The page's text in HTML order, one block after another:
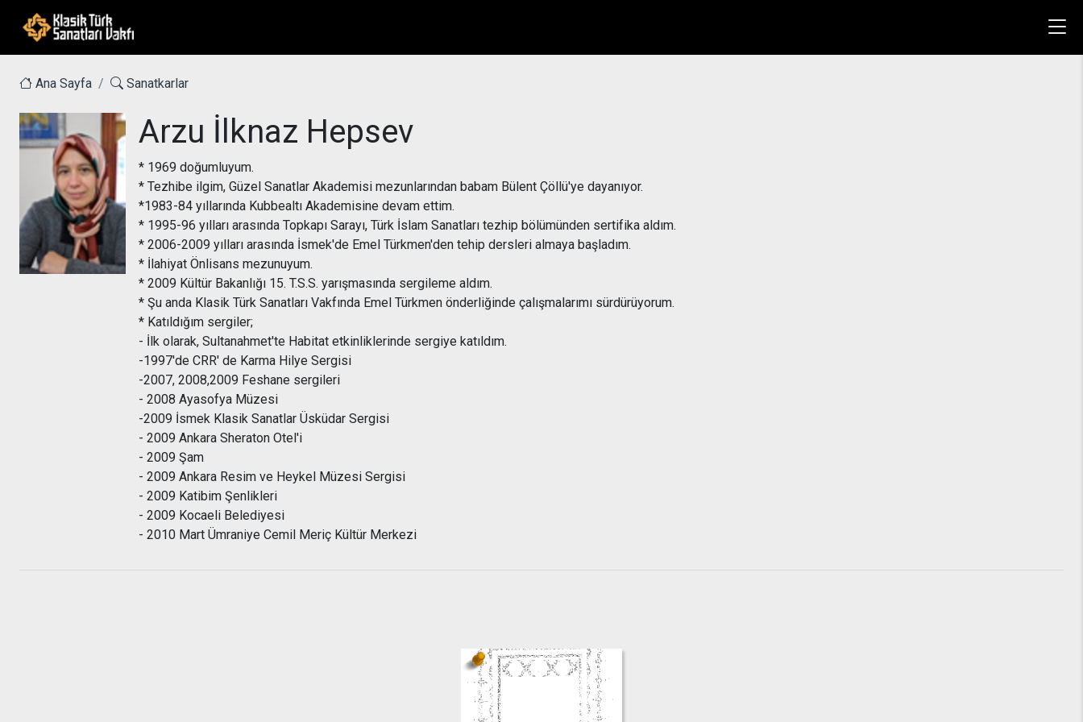
Ana Sayfa Sanatkarlar
Arzu İlknaz Hepsev
* 1969 doğumluyum.
* Tezhibe ilgim, Güzel Sanatlar Akademisi mezunlarından babam Bülent Çöllü'ye dayanıyor.
*1983-84 yıllarında Kubbealtı Akademisine devam ettim.
* 1995-96 yılları arasında Topkapı Sarayı, Türk İslam Sanatları tezhip bölümünden sertifika aldım.
* 2006-2009 yılları arasında İsmek'de Emel Türkmen'den tehip dersleri almaya başladım.
* İlahiyat Önlisans mezunuyum.
* 2009 Kültür Bakanlığı 15. T.S.S. yarışmasında sergileme aldım.
* Şu anda Klasik Türk Sanatları Vakfında Emel Türkmen önderliğinde çalışmalarımı sürdürüyorum.
* Katıldığım sergiler;
- İlk olarak, Sultanahmet'te Habitat etkinliklerinde sergiye katıldım.
-1997'de CRR' de Karma Hilye Sergisi
-2007, 2008,2009 Feshane sergileri
- 2008 Ayasofya Müzesi
-2009 İsmek Klasik Sanatlar Üsküdar Sergisi
- 2009 Ankara Sheraton Otel'i
- 2009 Şam
- 2009 Ankara Resim ve Heykel Müzesi Sergisi
- 2009 Katibim Şenlikleri
- 2009 Kocaeli Belediyesi
- 2010 Mart Ümraniye Cemil Meriç Kültür Merkezi